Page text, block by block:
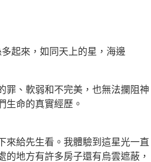
起來，如同天上的星，海邊
罪、軟弱和不完美，也無法攔阻神
生命的真實經歷。
來給先生看。我體驗到這星光一直
地方有許多房子還有烏雲遮蔽，